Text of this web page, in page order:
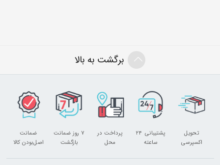
برگشت به بالا
تحویل
اکسپرسی
پشتیبانی ۲۴
ساعته
پرداخت در
محل
۷ روز ضمانت
بازگشت
ضمانت
اصل‌بودن کالا